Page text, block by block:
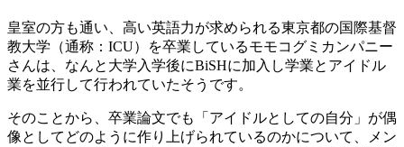
皇室の方も通い、高い英語力が求められる東京都の国際基督
教大学（通称：ICU）を卒業しているモモコグミカンパニー
さんは、なんと大学入学後にBiSHに加入し学業とアイドル
業を並行して行われていたそうです。
そのことから、卒業論文でも「アイドルとしての自分」が偶
像としてどのように作り上げられているのかについて、メン